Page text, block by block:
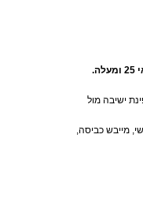
איש, מיטות שיזוף נוחות, פינת ישיבה מול
מייבש כביסה,